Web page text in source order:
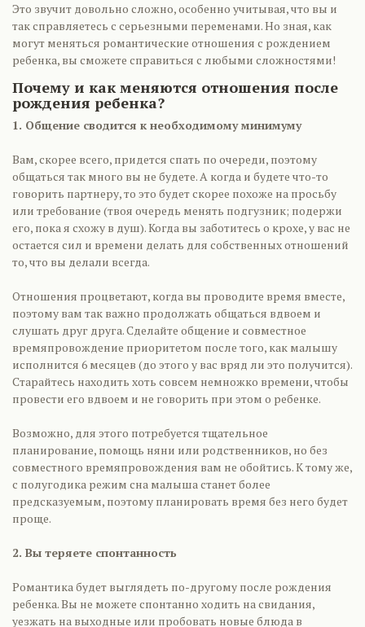
Это звучит довольно сложно, особенно учитывая, что вы и
так справляетесь с серьезными переменами. Но зная, как
могут меняться романтические отношения с рождением
ребенка, вы сможете справиться с любыми сложностями!
Почему и как меняются отношения после
рождения ребенка?
1. Общение сводится к необходимому минимуму
Вам, скорее всего, придется спать по очереди, поэтому
общаться так много вы не будете. А когда и будете что-то
говорить партнеру, то это будет скорее похоже на просьбу
или требование (твоя очередь менять подгузник; подержи
его, пока я схожу в душ). Когда вы заботитесь о крохе, у вас не
остается сил и времени делать для собственных отношений
то, что вы делали всегда.
Отношения процветают, когда вы проводите время вместе,
поэтому вам так важно продолжать общаться вдвоем и
слушать друг друга. Сделайте общение и совместное
времяпровождение приоритетом после того, как малышу
исполнится 6 месяцев (до этого у вас вряд ли это получится).
Старайтесь находить хоть совсем немножко времени, чтобы
провести его вдвоем и не говорить при этом о ребенке.
Возможно, для этого потребуется тщательное
планирование, помощь няни или родственников, но без
совместного времяпровождения вам не обойтись. К тому же,
с полугодика режим сна малыша станет более
предсказуемым, поэтому планировать время без него будет
проще.
2. Вы теряете спонтанность
Романтика будет выглядеть по-другому после рождения
ребенка. Вы не можете спонтанно ходить на свидания,
уезжать на выходные или пробовать новые блюда в